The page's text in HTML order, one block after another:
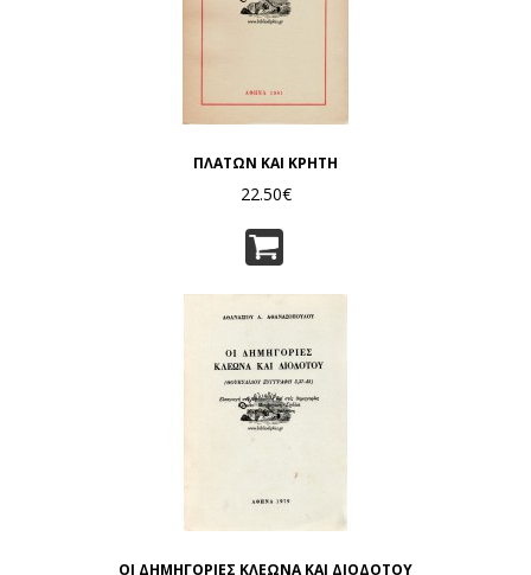
ΠΛΑΤΩΝ ΚΑΙ ΚΡΗΤΗ
22.50€
ΟΙ ΔΗΜΗΓΟΡΙΕΣ ΚΛΕΩΝΑ ΚΑΙ ΔΙΟΔΟΤΟΥ